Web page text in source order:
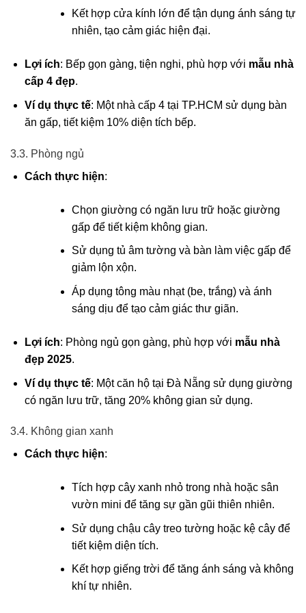
Kết hợp cửa kính lớn để tận dụng ánh sáng tự
nhiên, tạo cảm giác hiện đại.
Lợi ích: Bếp gọn gàng, tiện nghi, phù hợp với mẫu nhà
cấp 4 đẹp.
Ví dụ thực tế: Một nhà cấp 4 tại TP.HCM sử dụng bàn
ăn gấp, tiết kiệm 10% diện tích bếp.
3.3. Phòng ngủ
Cách thực hiện:
Chọn giường có ngăn lưu trữ hoặc giường
gấp để tiết kiệm không gian.
Sử dụng tủ âm tường và bàn làm việc gấp để
giảm lộn xộn.
Áp dụng tông màu nhạt (be, trắng) và ánh
sáng dịu để tạo cảm giác thư giãn.
Lợi ích: Phòng ngủ gọn gàng, phù hợp với mẫu nhà
đẹp 2025.
Ví dụ thực tế: Một căn hộ tại Đà Nẵng sử dụng giường
có ngăn lưu trữ, tăng 20% không gian sử dụng.
3.4. Không gian xanh
Cách thực hiện:
Tích hợp cây xanh nhỏ trong nhà hoặc sân
vườn mini để tăng sự gần gũi thiên nhiên.
Sử dụng chậu cây treo tường hoặc kệ cây để
tiết kiệm diện tích.
Kết hợp giếng trời để tăng ánh sáng và không
khí tự nhiên.